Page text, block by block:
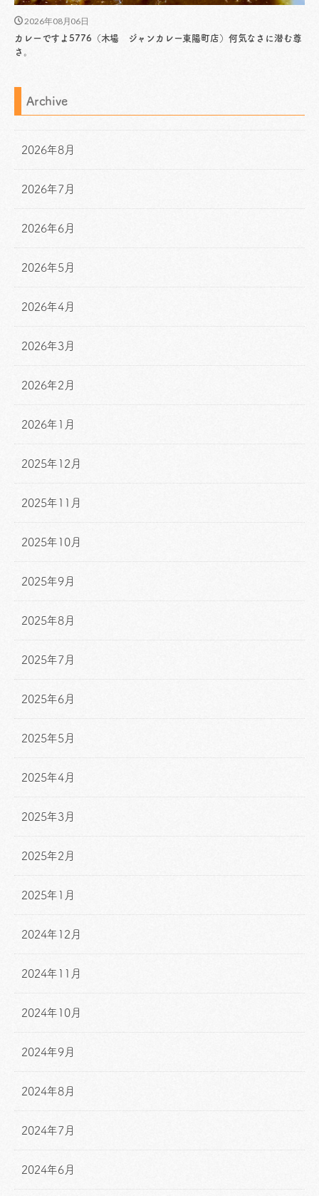
2026年08月06日
カレーですよ5776（木場 ジャンカレー東陽町店）何気なさに潜む尊
さ。
Archive
2026年8月
2026年7月
2026年6月
2026年5月
2026年4月
2026年3月
2026年2月
2026年1月
2025年12月
2025年11月
2025年10月
2025年9月
2025年8月
2025年7月
2025年6月
2025年5月
2025年4月
2025年3月
2025年2月
2025年1月
2024年12月
2024年11月
2024年10月
2024年9月
2024年8月
2024年7月
2024年6月